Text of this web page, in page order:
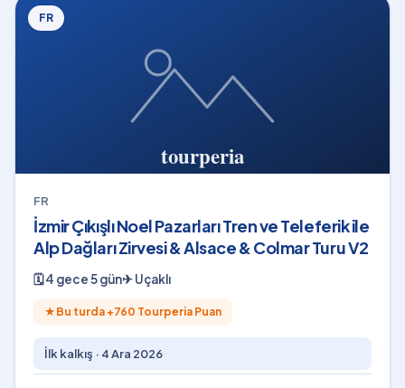
FR
FR
İzmir Çıkışlı Noel Pazarları Tren ve Teleferik ile
Alp Dağları Zirvesi & Alsace & Colmar Turu V2
🗓4 gece 5 gün✈Uçaklı
★ Bu turda +760 Tourperia Puan
İlk kalkış · 4 Ara 2026